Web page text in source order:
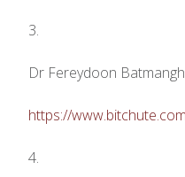
3.
Dr Fereydoon
https://
4.